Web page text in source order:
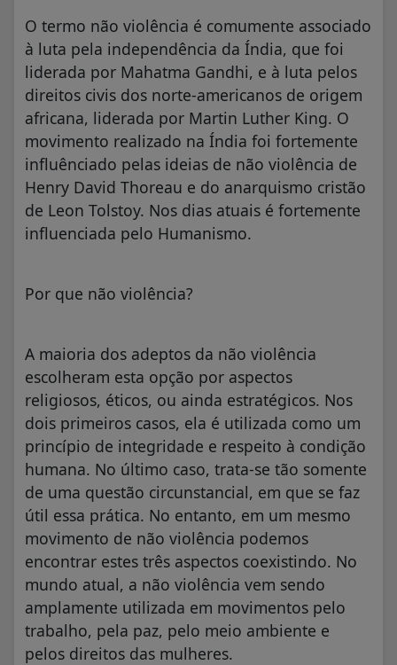
O termo não violência é comumente associado
à luta pela independência da Índia, que foi
liderada por Mahatma Gandhi, e à luta pelos
direitos civis dos norte-americanos de origem
africana, liderada por Martin Luther King. O
movimento realizado na Índia foi fortemente
influênciado pelas ideias de não violência de
Henry David Thoreau e do anarquismo cristão
de Leon Tolstoy. Nos dias atuais é fortemente
influenciada pelo Humanismo.
Por que não violência?
A maioria dos adeptos da não violência
escolheram esta opção por aspectos
religiosos, éticos, ou ainda estratégicos. Nos
dois primeiros casos, ela é utilizada como um
princípio de integridade e respeito à condição
humana. No último caso, trata-se tão somente
de uma questão circunstancial, em que se faz
útil essa prática. No entanto, em um mesmo
movimento de não violência podemos
encontrar estes três aspectos coexistindo. No
mundo atual, a não violência vem sendo
amplamente utilizada em movimentos pelo
trabalho, pela paz, pelo meio ambiente e
pelos direitos das mulheres.